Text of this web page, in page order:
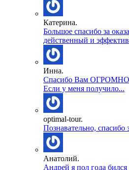
Катерина.
Большое спасибо за
действенный и
Инна.
Спасибо Вам
Если у меня получило...
optimal-tour.
Познавательно, спасибо
Анатолий.
Андрей я пол года бился